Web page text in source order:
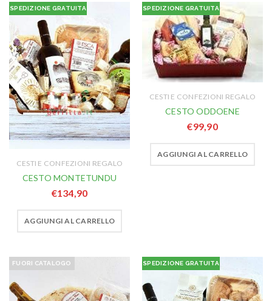
SPEDIZIONE GRATUITA
CESTI E CONFEZIONI REGALO
CESTO MONTETUNDU
€134,90
AGGIUNGI AL CARRELLO
SPEDIZIONE GRATUITA
CESTI E CONFEZIONI REGALO
CESTO ODDOENE
€99,90
AGGIUNGI AL CARRELLO
FUORI CATALOGO SPEDIZIONE GRATUITA